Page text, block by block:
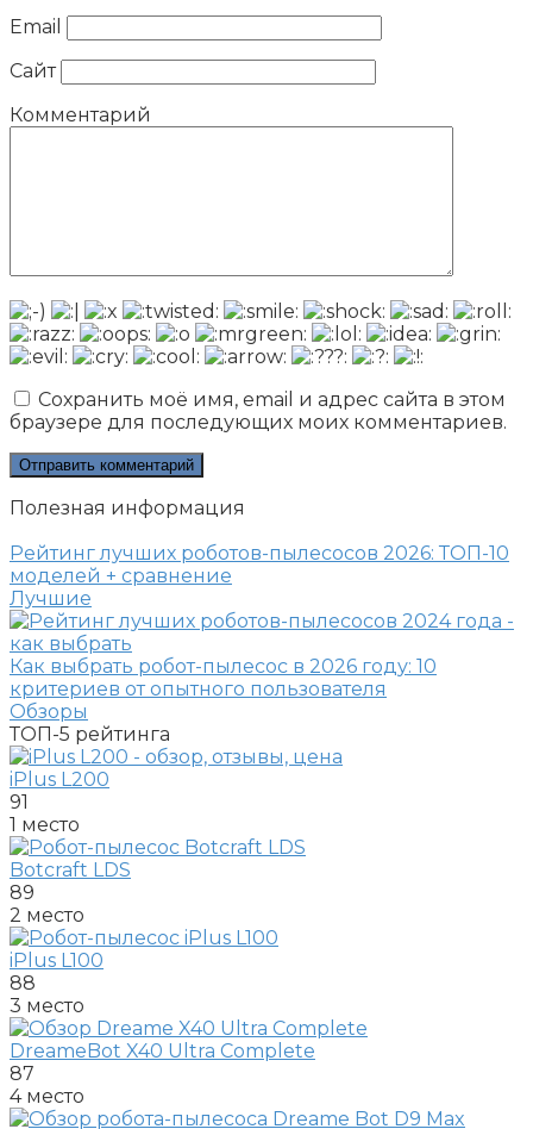
Email
Сайт
Комментарий
Сохранить моё имя, email и адрес сайта в этом
браузере для последующих моих комментариев.
Полезная информация
Рейтинг лучших роботов-пылесосов 2026: ТОП-10
моделей + сравнение
Лучшие
Как выбрать робот-пылесос в 2026 году: 10
критериев от опытного пользователя
Обзоры
ТОП-5 рейтинга
iPlus L200
91
1 место
Botcraft LDS
89
2 место
iPlus L100
88
3 место
DreameBot X40 Ultra Complete
87
4 место